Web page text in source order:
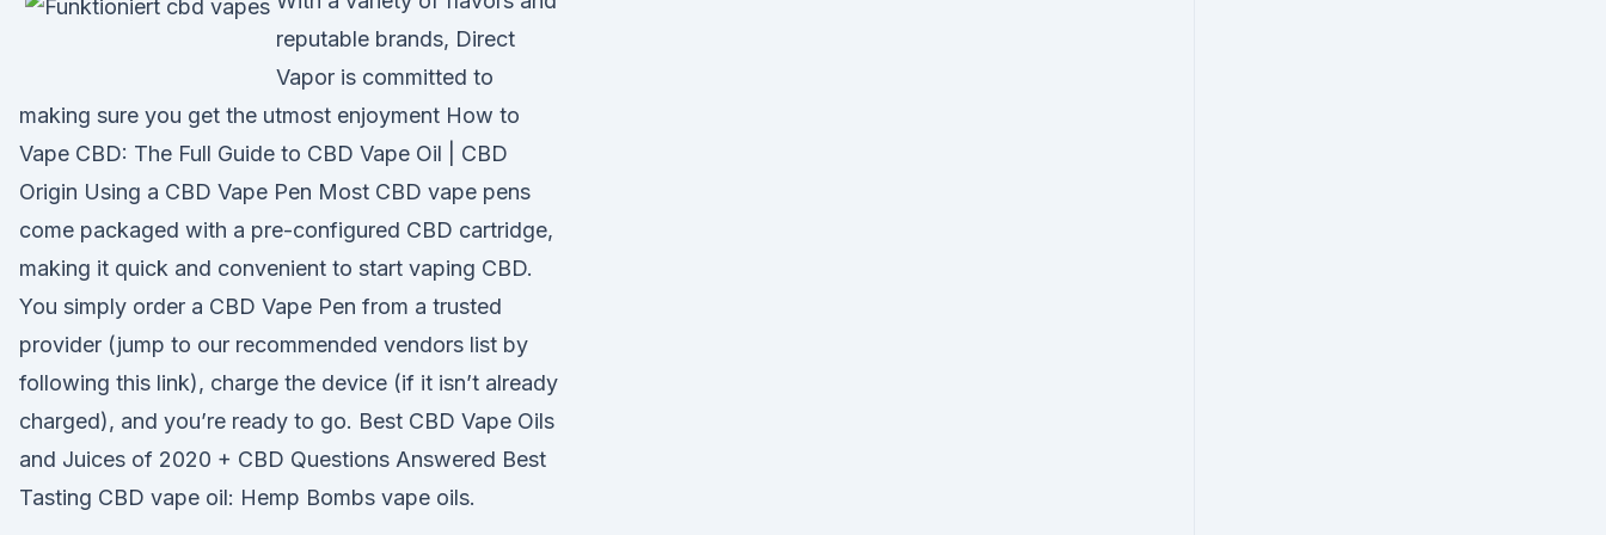
reputable brands, Direct
Vapor is committed to
making sure you get the utmost enjoyment How to
Vape CBD: The Full Guide to CBD Vape Oil | CBD
Origin Using a CBD Vape Pen Most CBD vape pens
come packaged with a pre-configured CBD cartridge,
making it quick and convenient to start vaping CBD.
You simply order a CBD Vape Pen from a trusted
provider (jump to our recommended vendors list by
following this link), charge the device (if it isn’t already
charged), and you’re ready to go. Best CBD Vape Oils
and Juices of 2020 + CBD Questions Answered Best
Tasting CBD vape oil: Hemp Bombs vape oils.